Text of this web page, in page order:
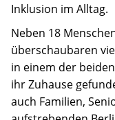
Inklusion im Alltag.
Neben 18
überschaubaren
in einem der
ihr Zuhause
auch Familien,